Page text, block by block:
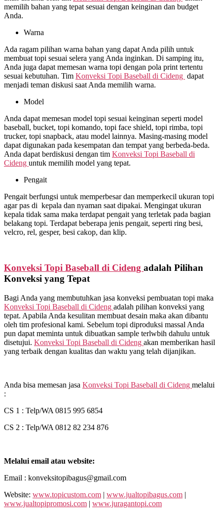
memilih bahan yang tepat sesuai dengan keinginan dan budget
Anda.
Warna
Ada ragam pilihan warna bahan yang dapat Anda pilih untuk
membuat topi sesuai selera yang Anda inginkan. Di samping itu,
Anda juga dapat memesan warna topi dengan pola print tertentu
sesuai kebutuhan. Tim Konveksi Topi Baseball di Cideng dapat
menjadi teman diskusi saat Anda memilih warna.
Model
Anda dapat memesan model topi sesuai keinginan seperti model
baseball, bucket, topi komando, topi face shield, topi rimba, topi
trucker, topi snapback, atau model lainnya. Masing-masing model
dapat digunakan pada kesempatan dan tempat yang berbeda-beda.
Anda dapat berdiskusi dengan tim Konveksi Topi Baseball di
Cideng untuk memilih model yang tepat.
Pengait
Pengait berfungsi untuk memperbesar dan memperkecil ukuran topi
agar pas di kepala dan nyaman saat dipakai. Mengingat ukuran
kepala tidak sama maka terdapat pengait yang terletak pada bagian
belakang topi. Terdapat beberapa jenis pengait, seperti ring besi,
velcro, rel, gesper, besi cakop, dan klip.
Konveksi Topi Baseball di Cideng adalah Pilihan
Konveksi yang Tepat
Bagi Anda yang membutuhkan jasa konveksi pembuatan topi maka
Konveksi Topi Baseball di Cideng adalah pilihan konveksi yang
tepat. Apabila Anda kesulitan membuat desain maka akan dibantu
oleh tim profesional kami. Sebelum topi diproduksi massal Anda
pun dapat meminta untuk dibuatkan sample terlwbih dahulu untuk
disetujui. Konveksi Topi Baseball di Cideng akan memberikan hasil
yang terbaik dengan kualitas dan waktu yang telah dijanjikan.
Anda bisa memesan jasa Konveksi Topi Baseball di Cideng melalui
:
CS 1 : Telp/WA 0815 995 6854
CS 2 : Telp/WA 0812 82 234 876
Melalui email atau website:
Email : konveksitopibagus@gmail.com
Website: www.topicustom.com | www.jualtopibagus.com |
www.jualtopipromosi.com | www.juragantopi.com